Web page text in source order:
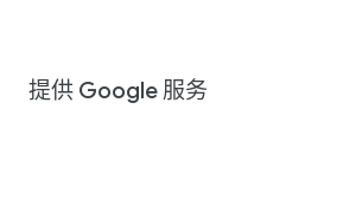
提供 Google 服务